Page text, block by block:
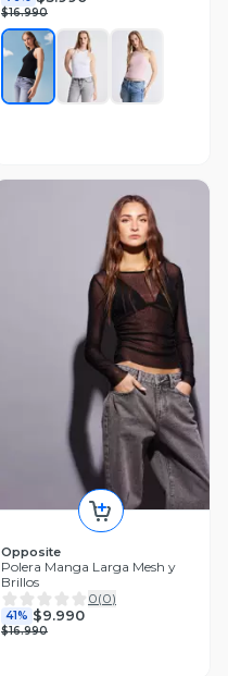
$16.990
Opposite
Polera Manga Larga Mesh y
Brillos
0(0)
41% $9.990
$16.990